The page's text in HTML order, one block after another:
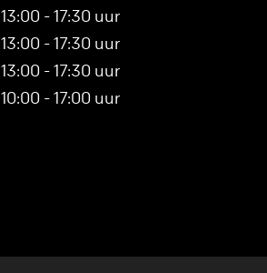
13:00 - 17:30 uur
13:00 - 17:30 uur
13:00 - 17:30 uur
10:00 - 17:00 uur